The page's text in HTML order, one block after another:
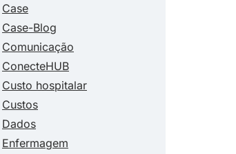
Case
Case-Blog
Comunicação
ConecteHUB
Custo hospitalar
Custos
Dados
Enfermagem